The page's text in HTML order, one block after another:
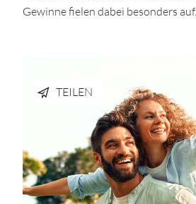
Gewinne fielen dabei besonders auf.
TEILEN